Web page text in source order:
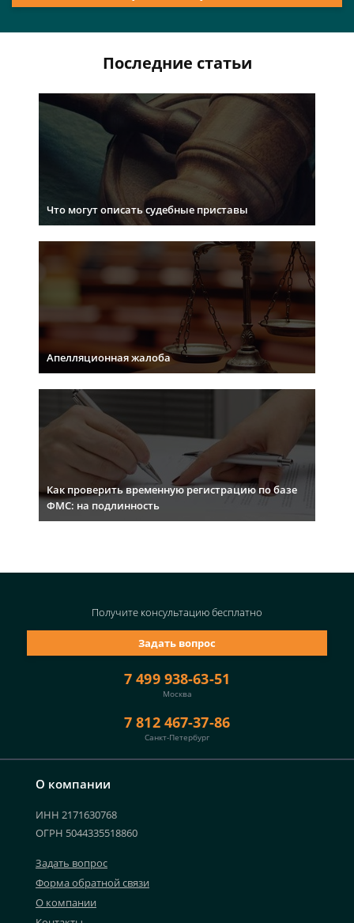
Последние статьи
Что могут описать судебные приставы
Апелляционная жалоба
Как проверить временную регистрацию по базе
ФМС: на подлинность
О компании
ИНН 2171630768
ОГРН 5044335518860
Задать вопрос
Форма обратной связи
О компании
7 499 938-63-51
Москва
7 812 467-37-86
Санкт-Петербург
Задать вопрос
Получите консультациюбесплатно